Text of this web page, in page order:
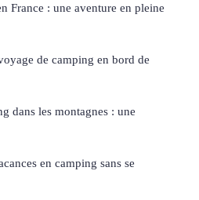
France : une aventure en pleine
de camping en bord de
dans les montagnes : une
en camping sans se